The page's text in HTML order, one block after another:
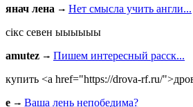
янач лена
Нет смысла учить англи...
сiкс севен ыыыыыы
amutez
Пишем интересный расск...
купить <a href="https://drova-rf.ru/
e
Ваша лень непобедима?